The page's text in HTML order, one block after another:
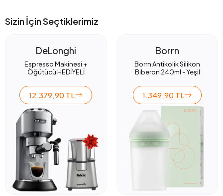
Sizin İçin Seçtiklerimiz
DeLonghi
Espresso Makinesi +
Öğütücü HEDİYELİ
12.379,90 TL
Borrn
Borrn Antikolik Silikon
Biberon 240ml - Yeşil
1.349,90 TL